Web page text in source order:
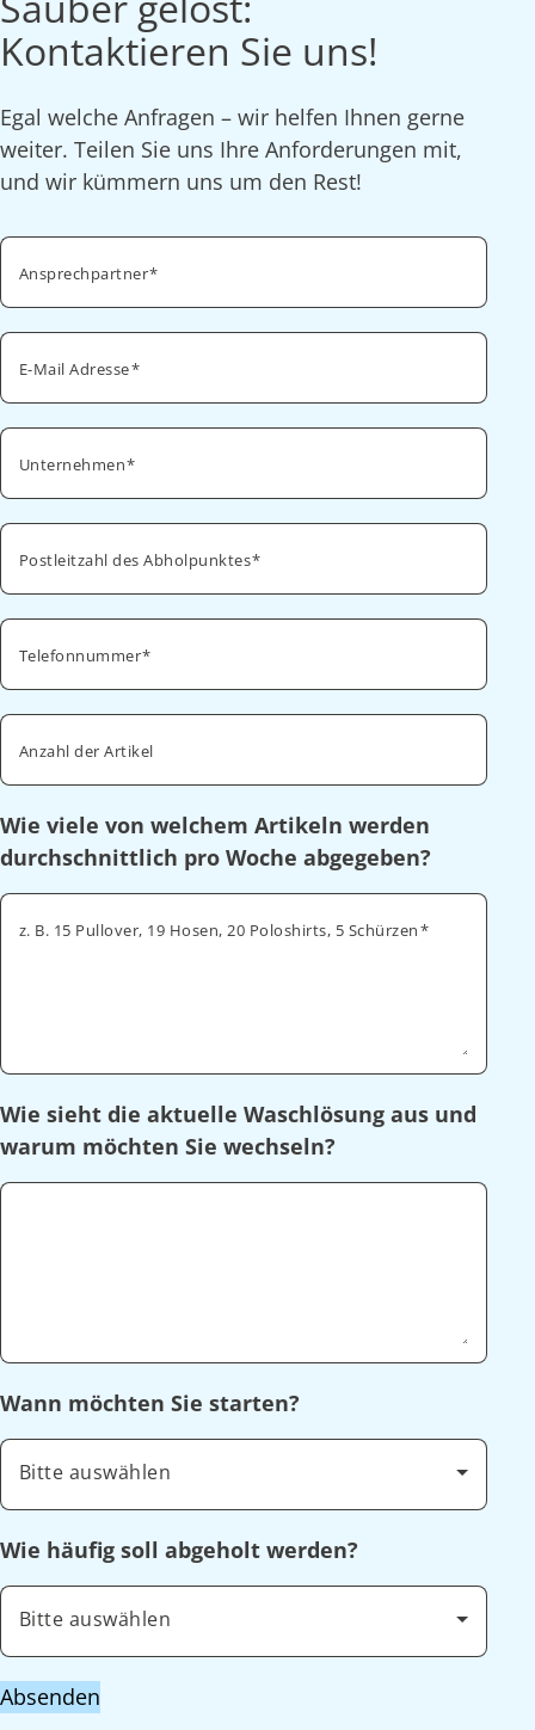
Kontaktieren Sie uns!
Egal welche Anfragen – wir helfen Ihnen gerne
weiter. Teilen Sie uns Ihre Anforderungen mit,
und wir kümmern uns um den Rest!
Ansprechpartner
E-Mail Adresse
Unternehmen
Postleitzahl des Abholpunktes
Telefonnummer
Anzahl der Artikel
Wie viele von welchem Artikeln werden
durchschnittlich pro Woche abgegeben?
z. B. 15 Pullover, 19 Hosen, 20 Poloshirts, 5 Schürzen
Wie sieht die aktuelle Waschlösung aus und
warum möchten Sie wechseln?
Wann möchten Sie starten?
Bitte auswählen
Wie häufig soll abgeholt werden?
Bitte auswählen
Absenden